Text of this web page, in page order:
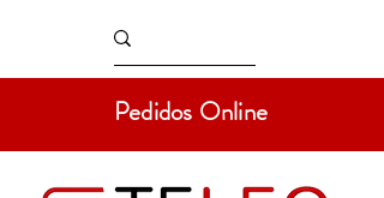
Pedidos Online